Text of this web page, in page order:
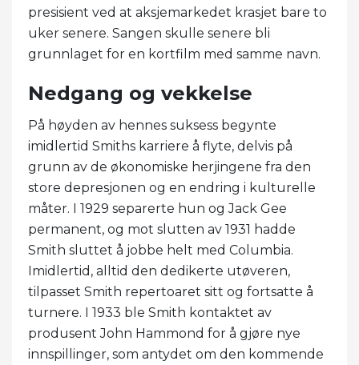
presisient ved at aksjemarkedet krasjet bare to
uker senere. Sangen skulle senere bli
grunnlaget for en kortfilm med samme navn.
Nedgang og vekkelse
På høyden av hennes suksess begynte
imidlertid Smiths karriere å flyte, delvis på
grunn av de økonomiske herjingene fra den
store depresjonen og en endring i kulturelle
måter. I 1929 separerte hun og Jack Gee
permanent, og mot slutten av 1931 hadde
Smith sluttet å jobbe helt med Columbia.
Imidlertid, alltid den dedikerte utøveren,
tilpasset Smith repertoaret sitt og fortsatte å
turnere. I 1933 ble Smith kontaktet av
produsent John Hammond for å gjøre nye
innspillinger, som antydet om den kommende